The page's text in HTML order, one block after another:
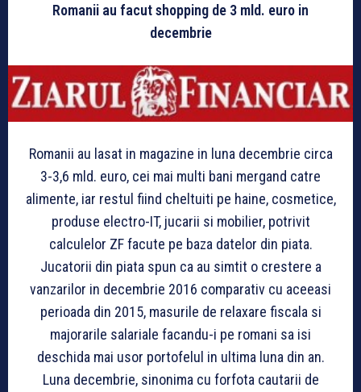
Romanii au facut shopping de 3 mld. euro in
decembrie
Romanii au lasat in magazine in luna decembrie circa
3-3,6 mld. euro, cei mai multi bani mergand catre
alimente, iar restul fiind cheltuiti pe haine, cosmetice,
produse electro-IT, jucarii si mobilier, potrivit
calculelor ZF facute pe baza datelor din piata.
Jucatorii din piata spun ca au simtit o crestere a
vanzarilor in decembrie 2016 comparativ cu aceeasi
perioada din 2015, masurile de relaxare fiscala si
majorarile salariale facandu-i pe romani sa isi
deschida mai usor portofelul in ultima luna din an.
Luna decembrie, sinonima cu forfota cautarii de